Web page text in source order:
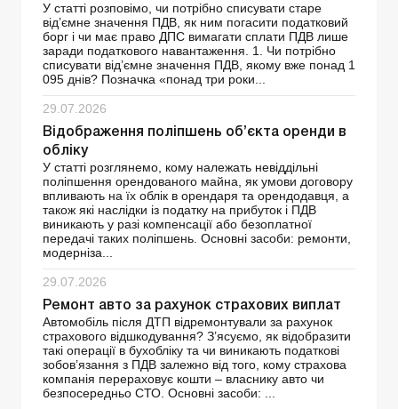
У статті розповімо, чи потрібно списувати старе
від’ємне значення ПДВ, як ним погасити податковий
борг і чи має право ДПС вимагати сплати ПДВ лише
заради податкового навантаження. 1. Чи потрібно
списувати від’ємне значення ПДВ, якому вже понад 1
095 днів? Позначка «понад три роки...
29.07.2026
Відображення поліпшень об’єкта оренди в
обліку
У статті розглянемо, кому належать невіддільні
поліпшення орендованого майна, як умови договору
впливають на їх облік в орендаря та орендодавця, а
також які наслідки із податку на прибуток і ПДВ
виникають у разі компенсації або безоплатної
передачі таких поліпшень. Основні засоби: ремонти,
модерніза...
29.07.2026
Ремонт авто за рахунок страхових виплат
Автомобіль після ДТП відремонтували за рахунок
страхового відшкодування? З’ясуємо, як відобразити
такі операції в бухобліку та чи виникають податкові
зобов’язання з ПДВ залежно від того, кому страхова
компанія перераховує кошти – власнику авто чи
безпосередньо СТО. Основні засоби: ...